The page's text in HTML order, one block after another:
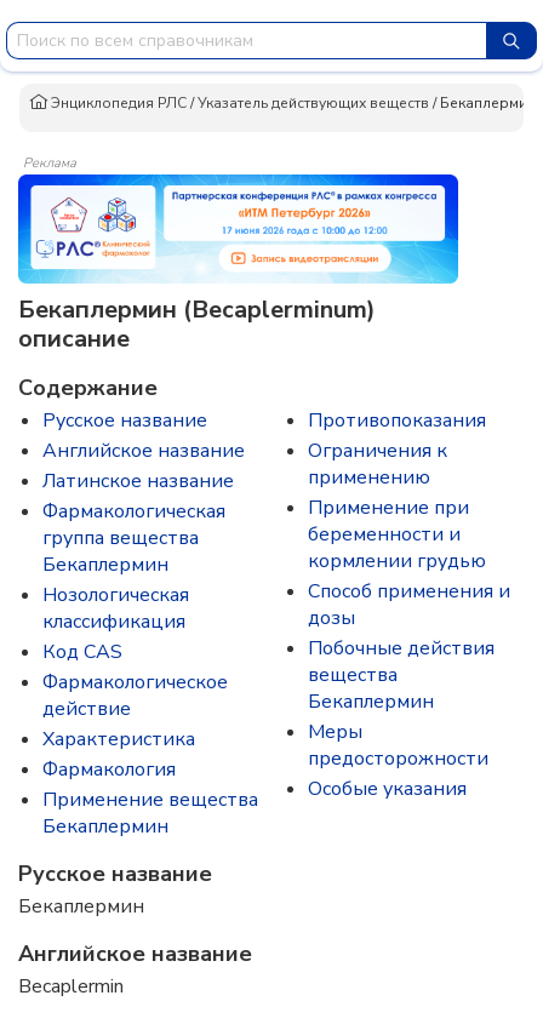
Энциклопедия РЛС/Указатель действующих веществ /Бекаплермин
Реклама
Бекаплермин (Becaplerminum)
описание
Содержание
Русское название
Английское название
Латинское название
Фармакологическая
группа вещества
Бекаплермин
Нозологическая
классификация
Код CAS
Фармакологическое
действие
Характеристика
Фармакология
Применение вещества
Бекаплермин
Противопоказания
Ограничения к
применению
Применение при
беременности и
кормлении грудью
Способ применения и
дозы
Побочные действия
вещества
Бекаплермин
Меры
предосторожности
Особые указания
Русское название
Бекаплермин
Английское название
Becaplermin